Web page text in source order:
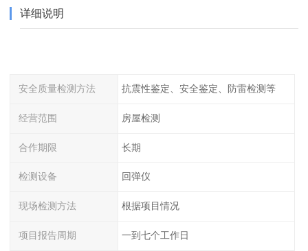
详细说明
安全质量检测方法 抗震性鉴定、安全鉴定、防雷检测等
经营范围 房屋检测
合作期限 长期
检测设备 回弹仪
现场检测方法 根据项目情况
项目报告周期 一到七个工作日